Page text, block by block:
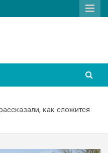
как сложится